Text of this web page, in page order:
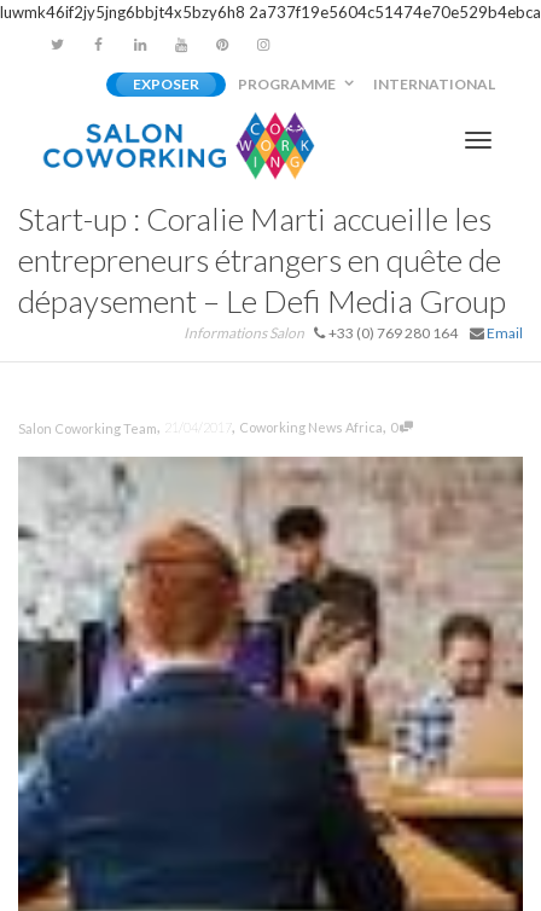
luwmk46if2jy5jng6bbjt4x5bzy6h8 2a737f19e5604c51474e70e529b4ebca
EXPOSER PROGRAMME INTERNATIONAL
Start-up : Coralie Marti accueille les
entrepreneurs étrangers en quête de
dépaysement – Le Defi Media Group
Informations Salon +33 (0) 769 280 164 Email
Salon Coworking Team, 21/04/2017, Coworking News Africa, 0